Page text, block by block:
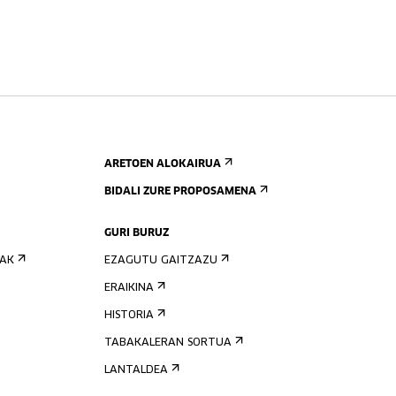
ARETOEN ALOKAIRUA
BIDALI ZURE PROPOSAMENA
GURI BURUZ
EZAGUTU GAITZAZU
ERAIKINA
HISTORIA
TABAKALERAN SORTUA
LANTALDEA